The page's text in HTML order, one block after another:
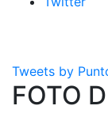
Tweets by
FOTO